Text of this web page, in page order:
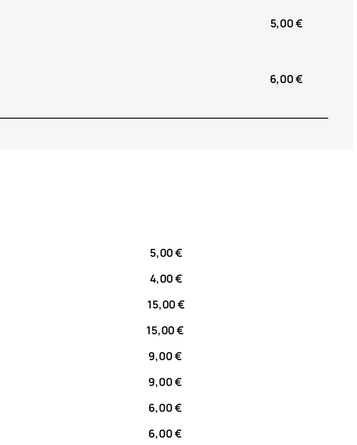
5,00 €
6,00 €
5,00 €
4,00 €
15,00 €
15,00 €
9,00 €
9,00 €
6,00 €
6,00 €